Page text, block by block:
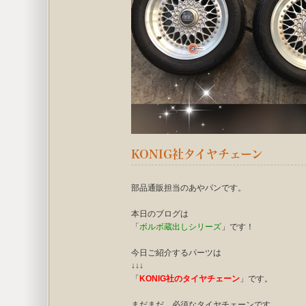
KONIG社タイヤチェーン
部品通販担当のあやパンです。
本日のブログは
「ボルボ蔵出しシリーズ 」です！
今日ご紹介するパーツは
↓↓↓
「KONIG社のタイヤチェーン 」です。